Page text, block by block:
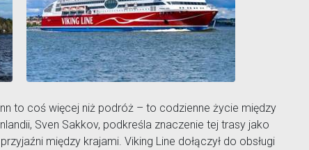
to coś więcej niż podróż – to codzienne życie między
Sven Sakkov, podkreśla znaczenie tej trasy jako
między krajami. Viking Line dołączył do obsługi